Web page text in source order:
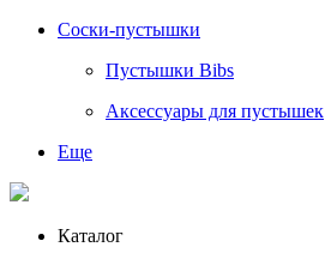
Соски-пустышки
Пустышки Bibs
Аксессуары для пустышек
Еще
Каталог